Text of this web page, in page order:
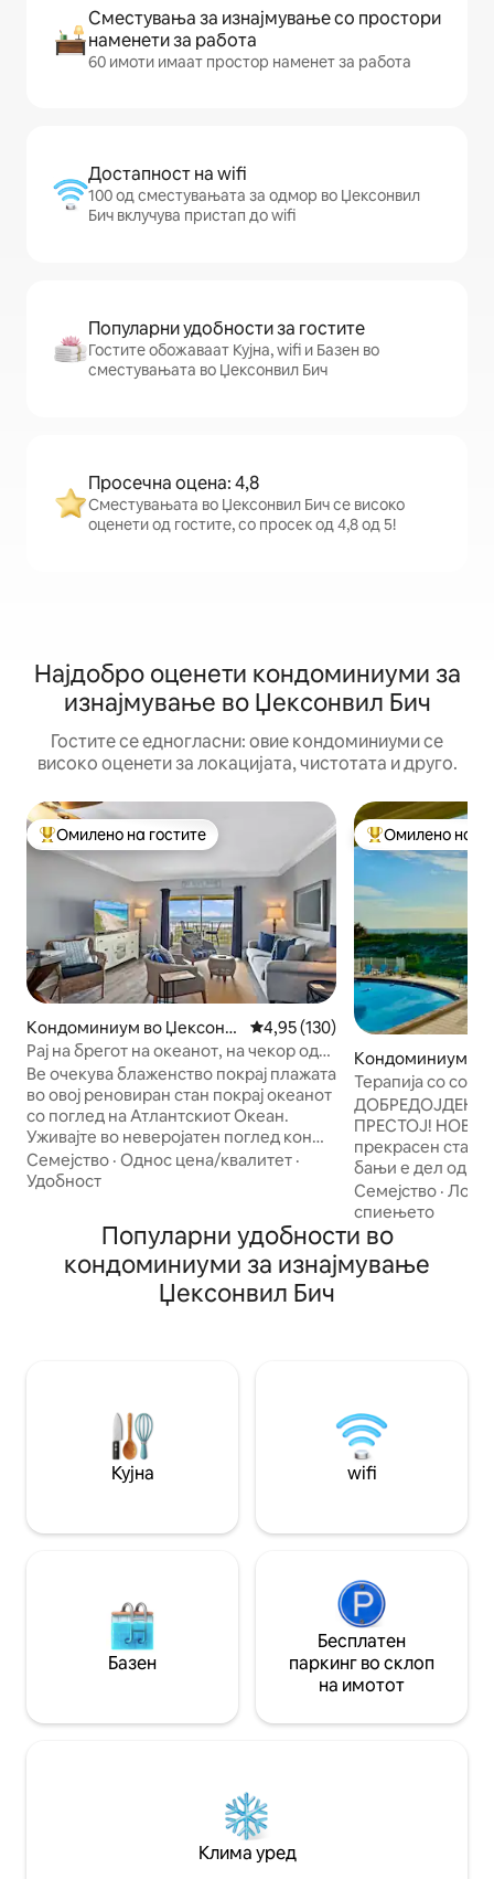
Сместувања за изнајмување со простори
наменети за работа
60 имоти имаат простор наменет за работа
Достапност на wifi
100 од сместувањата за одмор во Џексонвил
Бич вклучува пристап до wifi
Популарни удобности за гостите
Гостите обожаваат Кујна, wifi и Базен во
сместувањата во Џексонвил Бич
Просечна оцена: 4,8
Сместувањата во Џексонвил Бич се високо
оценети од гостите, со просек од 4,8 од 5!
Најдобро оценети кондоминиуми за
изнајмување во Џексонвил Бич
Гостите се едногласни: овие кондоминиуми се
високо оценети за локацијата, чистотата и друго.
Меѓу најуспешните „Омилени на гостите“
Омилено на гостите
Кондоминиум во Џексонв
ил Бич
Просечна оцена: 4,95 од 5,
4,95 (130)
Рај на брегот на океанот, на чекор од
плажата!
Ве очекува блаженство покрај плажата
во овој реновиран стан покрај океанот
со поглед на Атлантскиот Океан.
Уживајте во неверојатен поглед кон
океанот без пречки од пространата
дневна соба на вториот кат и од
180 – 220 см), релаксирајте на
балконот со маса за двајца и
истражете ги блиските продавници и
ресторани. Вклучува wifi, машина за
одмор покрај океанот за двајца, со сѐ
што ви треба за незаборавен престој.
Семејство · Однос цена/квалитет ·
Удобност
Меѓу
Омилено на
Кондоминиум во
л Бич
Терапија со сол!
спална соба 1
180 – 200 см) и
ДОБРЕДОЈДЕН
ПРЕСТОЈ! НОВ БРАЧЕН КРЕВЕТ! Овој
прекрасен стан
бањи е дел од
заедница на
мирен престој. Базен покрај океанот,
тераса и
надворешна
пристап до
комплетна
плажа и во
Балкон на
на океанот!
Семејство ·
спиењето
Популарни удобности во
кондоминиуми за изнајмување
Џексонвил Бич
Кујна wifi
Базен
Бесплатен
паркинг во склоп
на имотот
Клима уред